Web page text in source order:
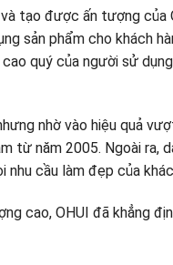
tạo được ấn tượng
sản phẩm cho khách
quý của người sử
nhờ vào hiệu quả
từ năm 2005. Ngoài ra,
cầu làm đẹp của
cao, OHUI đã khẳng